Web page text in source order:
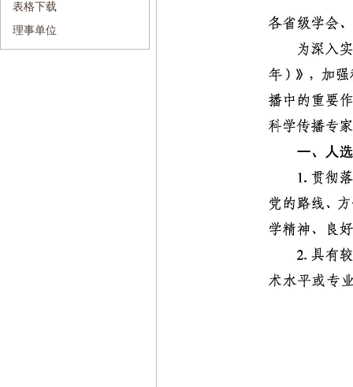
表格下载
理事单位